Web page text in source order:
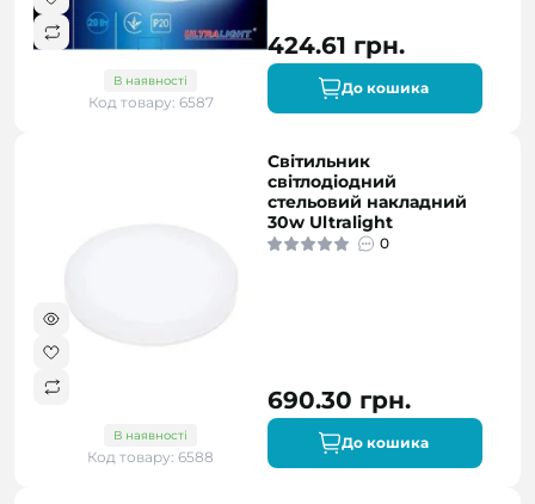
В наявності
Код товару: 6587
424.61 грн.
До кошика
В наявності
Код товару: 6588
Світильник
світлодіодний
стельовий накладний
30w Ultralight
0
690.30 грн.
До кошика